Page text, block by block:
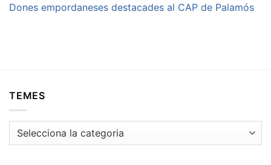
Dones empordaneses destacades al CAP de Palamós
TEMES
Temes